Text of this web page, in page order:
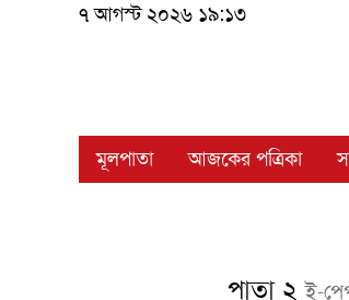
৭ আগস্ট ২০২৬ ১৯:১৩
মূলপাতা আজকের পত্রিকা
পাতা ২ই-